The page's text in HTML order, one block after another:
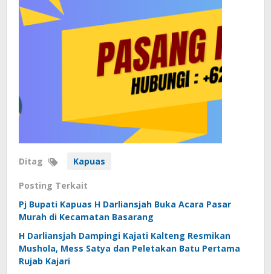
Ditag Kapuas
Posting Terkait
Pj Bupati Kapuas H Darliansjah Buka Acara Pasar
Murah di Kecamatan Basarang
H Darliansjah Dampingi Kajati Kalteng Resmikan
Mushola, Mess Satya dan Peletakan Batu Pertama
Rujab Kajari